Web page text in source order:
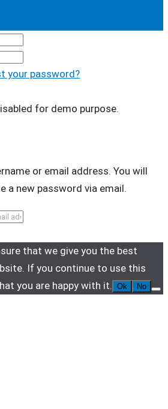
your password?
for demo purpose.
or email address. You will
a new password via email.
that we give you the best
If you continue to use this
you are happy with it.
Ok No